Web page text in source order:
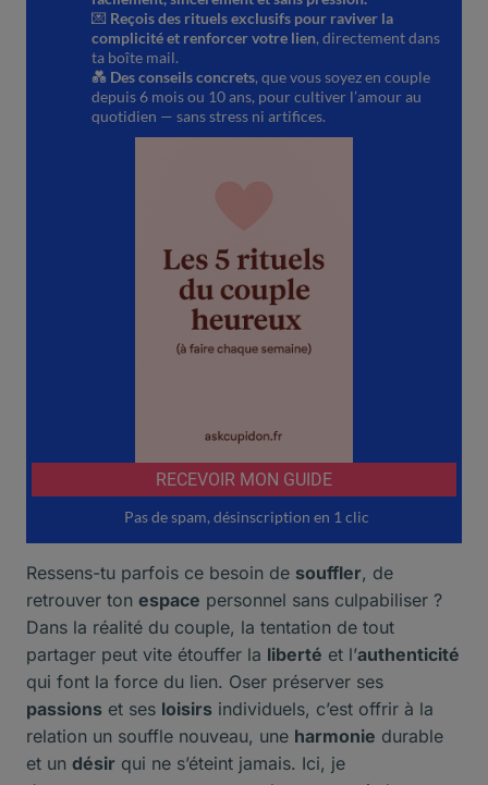
Ressens-tu parfois ce besoin de souffler, de
retrouver ton espace personnel sans culpabiliser ?
Dans la réalité du couple, la tentation de tout
partager peut vite étouffer la liberté et l’authenticité
qui font la force du lien. Oser préserver ses
passions et ses loisirs individuels, c’est offrir à la
relation un souffle nouveau, une harmonie durable
et un désir qui ne s’éteint jamais. Ici, je